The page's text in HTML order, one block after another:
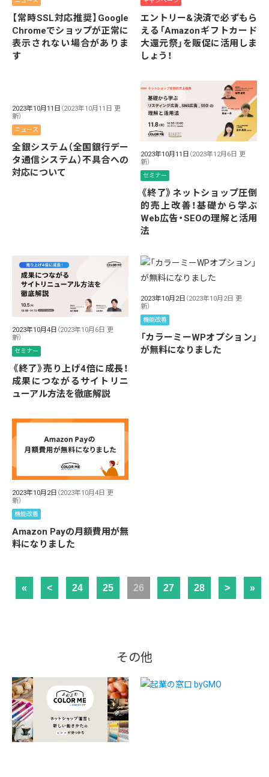
【常時SSL対応推奨】Google
Chromeでショップが正常に
表示されない場合がありま
す
エントリー&決済で必ずもら
える「Amazonギフトカード
大還元祭」を販促に活用しま
しょう！
2023年10月11日 （2023年10月11日 更
新）
ニュース
全銀システム（全国銀行デー
タ通信システム）不具合への
対応について
2023年10月11日 （2023年12月6日 更
新）
セミナー
《終了》ネットショップ圧倒
的売上改善！基礎から学ぶ
Web広告・SEOの理解と活用
法
2023年10月4日 （2023年10月6日 更
新）
セミナー
《終了》売り上げ4倍に成長！
成果につながるサイトリニ
ューアル方法を徹底解説
2023年10月2日 （2023年10月2日 更
新）
機能改善
「カラーミーWPオプション」
が無料になりました
2023年10月2日 （2023年10月4日 更
新）
機能改善
Amazon Payの月額費用が無
料になりました
« < 24 25 26 27 28 > »
その他